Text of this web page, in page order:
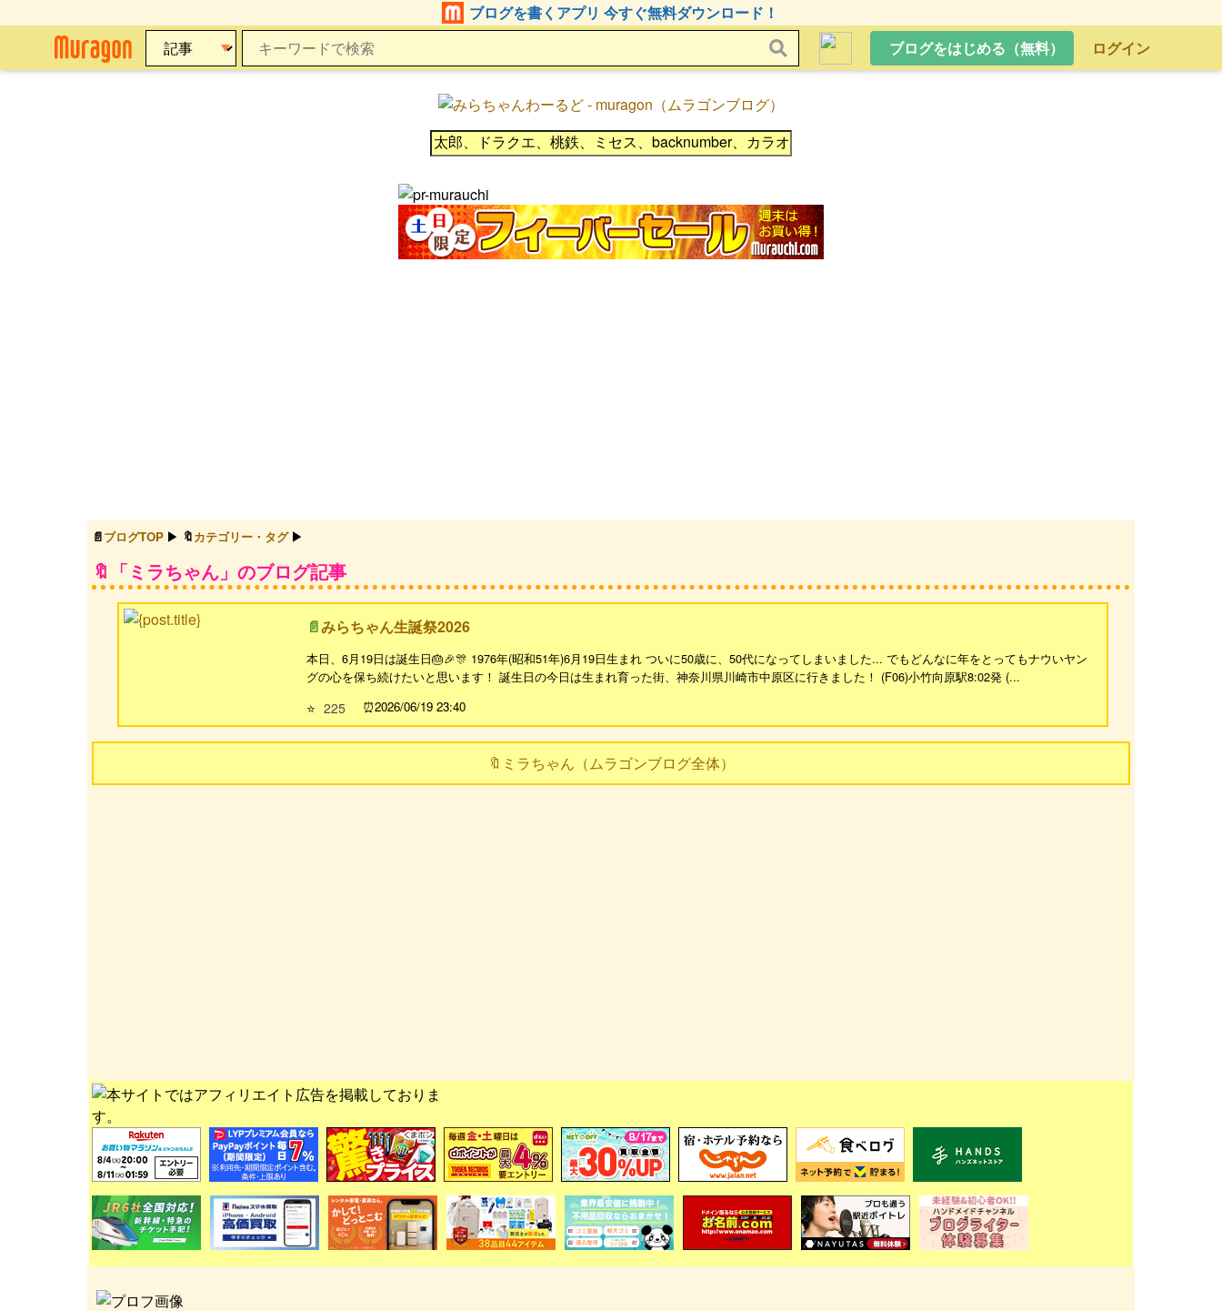
ブログを書くアプリ 今すぐ無料ダウンロード！
ブログをはじめる（無料）
ログイン
ブログTOP カテゴリー・タグ
「ミラちゃん」のブログ記事
みらちゃん生誕祭2026
本日、6月19日は誕生日🎂🎉🎊 1976年(昭和51年)6月19日生まれ ついに50歳に、50代になってしまいました... でもどんなに年をとってもナウいヤン
グの心を保ち続けたいと思います！ 誕生日の今日は生まれ育った街、神奈川県川崎市中原区に行きました！ (F06)小竹向原駅8:02発 (...
⭐ 225 2026/06/19 23:40
🔖ミラちゃん（ムラゴンブログ全体）